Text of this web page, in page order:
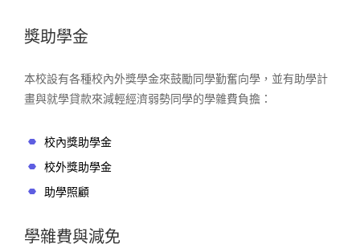
獎助學金
本校設有各種校內外獎學金來鼓勵同學勤奮向學，並有助學計
畫與就學貸款來減輕經濟弱勢同學的學雜費負擔：
校內獎助學金
校外獎助學金
助學照顧
學雜費與減免